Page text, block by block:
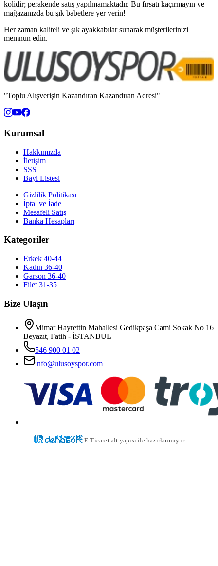
kolidir; perakende satış yapılmamaktadır. Bu fırsatı kaçırmayın ve
mağazanızda bu şık babetlere yer verin!
Her zaman kaliteli ve şık ayakkabılar sunarak müşterilerinizi
memnun edin.
"Toplu Alışverişin Kazandıran Kazandıran Adresi"
Kurumsal
Hakkımızda
İletişim
SSS
Bayi Listesi
Gizlilik Politikası
İptal ve İade
Mesafeli Satış
Banka Hesapları
Kategoriler
Erkek 40-44
Kadın 36-40
Garson 36-40
Filet 31-35
Bize Ulaşın
Mimar Hayrettin Mahallesi Gedikpaşa Cami Sokak No 16
Beyazıt, Fatih - İSTANBUL
546 900 01 02
info@ulusoyspor.com
E-Ticaret alt yapısı ile hazırlanmıştır.